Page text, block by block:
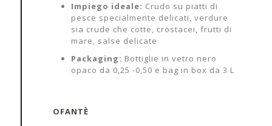
Impiego ideale: Crudo su piatti di
pesce specialmente delicati, verdure
sia crude che cotte, crostacei, frutti di
mare, salse delicate
Packaging: Bottiglie in vetro nero
opaco da 0,25 -0,50 e bag in box da 3 L
OFANTÈ